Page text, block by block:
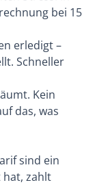
bei 15
erledigt –
Schneller
Kein
das, was
sind ein
hat, zahlt